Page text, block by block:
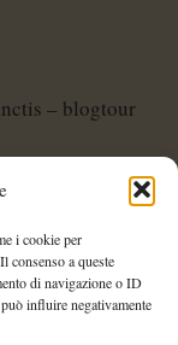
i cookie per
consenso a queste
di navigazione o ID
influire negativamente
– blogtour